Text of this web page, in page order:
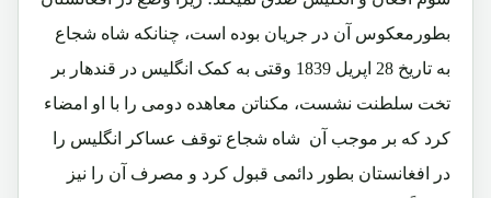
بطورمعکوس آن در جریان بوده است، چنانکه شاه شجاع
به تاریخ 28 اپریل 1839 وقتی به کمک انگلیس در قندهار بر
تخت سلطنت نشست، مکناتن معاهده دومی را با او امضاء
کرد که بر موجب آن شاه شجاع توقف عساکر انگلیس را
در افغانستان بطور دائمی قبول کرد و مصرف آن را نیز